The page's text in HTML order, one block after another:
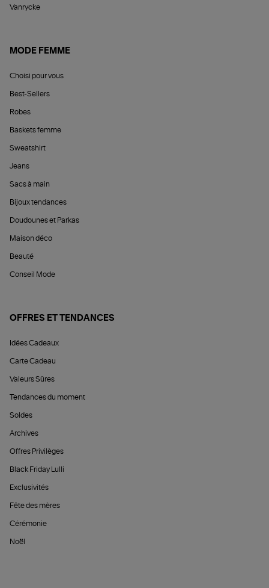
Vanrycke
MODE FEMME
Choisi pour vous
Best-Sellers
Robes
Baskets femme
Sweatshirt
Jeans
Sacs à main
Bijoux tendances
Doudounes et Parkas
Maison déco
Beauté
Conseil Mode
OFFRES ET TENDANCES
Idées Cadeaux
Carte Cadeau
Valeurs Sûres
Tendances du moment
Soldes
Archives
Offres Privilèges
Black Friday Lulli
Exclusivités
Fête des mères
Cérémonie
Noël